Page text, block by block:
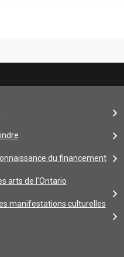
du financement
arts de l'Ontario
manifestations culturelles